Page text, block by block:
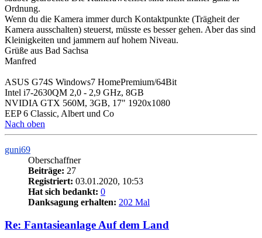
Ordnung.
Wenn du die Kamera immer durch Kontaktpunkte (Trägheit der
Kamera ausschalten) steuerst, müsste es besser gehen. Aber das sind
Kleinigkeiten und jammern auf hohem Niveau.
Grüße aus Bad Sachsa
Manfred
ASUS G74S Windows7 HomePremium/64Bit
Intel i7-2630QM 2,0 - 2,9 GHz, 8GB
NVIDIA GTX 560M, 3GB, 17" 1920x1080
EEP 6 Classic, Albert und Co
Nach oben
guni69
Oberschaffner
Beiträge: 27
Registriert: 03.01.2020, 10:53
Hat sich bedankt: 0
Danksagung erhalten: 202 Mal
Re: Fantasieanlage Auf dem Land